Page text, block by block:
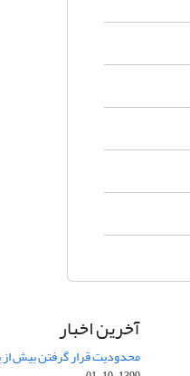
آخرین اخبار
محدودیت قرار گرفتن بیش از